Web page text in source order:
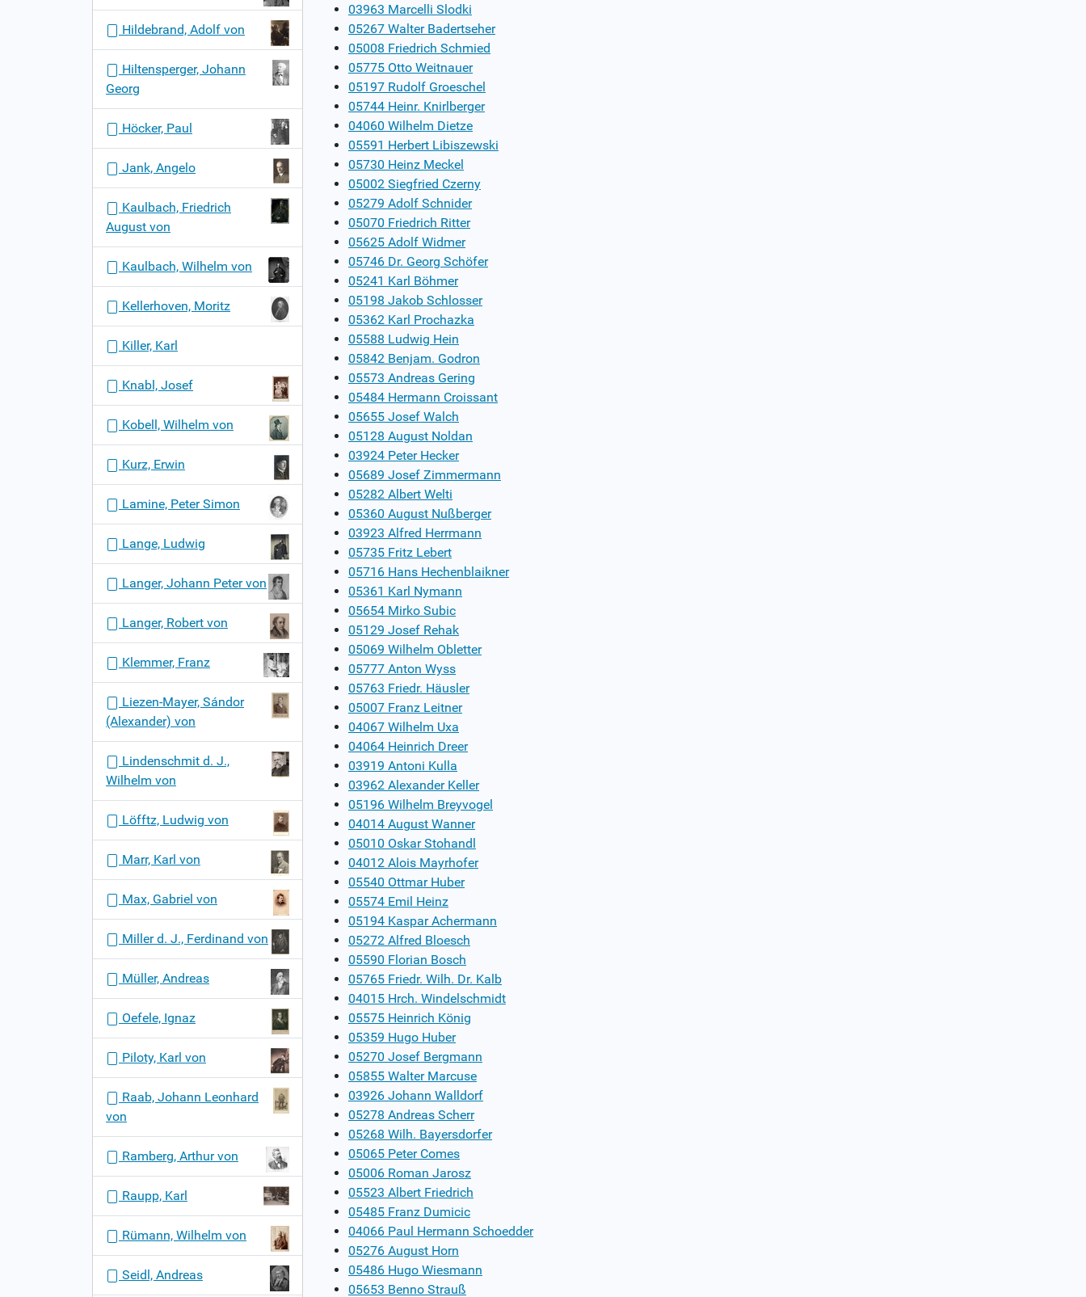
03963 Marcelli Slodki
05267 Walter Badertseher
05008 Friedrich Schmied
05775 Otto Weitnauer
05197 Rudolf Groeschel
05744 Heinr. Knirlberger
04060 Wilhelm Dietze
05591 Herbert Libiszewski
05730 Heinz Meckel
05002 Siegfried Czerny
05279 Adolf Schnider
05070 Friedrich Ritter
05625 Adolf Widmer
05746 Dr. Georg Schöfer
05241 Karl Böhmer
05198 Jakob Schlosser
05362 Karl Prochazka
05588 Ludwig Hein
05842 Benjam. Godron
05573 Andreas Gering
05484 Hermann Croissant
05655 Josef Walch
05128 August Noldan
03924 Peter Hecker
05689 Josef Zimmermann
05282 Albert Welti
05360 August Nußberger
03923 Alfred Herrmann
05735 Fritz Lebert
05716 Hans Hechenblaikner
05361 Karl Nymann
05654 Mirko Subic
05129 Josef Rehak
05069 Wilhelm Obletter
05777 Anton Wyss
05763 Friedr. Häusler
05007 Franz Leitner
04067 Wilhelm Uxa
04064 Heinrich Dreer
03919 Antoni Kulla
03962 Alexander Keller
05196 Wilhelm Breyvogel
04014 August Wanner
05010 Oskar Stohandl
04012 Alois Mayrhofer
05540 Ottmar Huber
05574 Emil Heinz
05194 Kaspar Achermann
05272 Alfred Bloesch
05590 Florian Bosch
05765 Friedr. Wilh. Dr. Kalb
04015 Hrch. Windelschmidt
05575 Heinrich König
05359 Hugo Huber
05270 Josef Bergmann
05855 Walter Marcuse
03926 Johann Walldorf
05278 Andreas Scherr
05268 Wilh. Bayersdorfer
05065 Peter Comes
05006 Roman Jarosz
05523 Albert Friedrich
05485 Franz Dumicic
04066 Paul Hermann Schoedder
05276 August Horn
05486 Hugo Wiesmann
05653 Benno Strauß
Hildebrand, Adolf von
Hiltensperger, Johann
Georg
Höcker, Paul
Jank, Angelo
Kaulbach, Friedrich
August von
Kaulbach, Wilhelm von
Kellerhoven, Moritz
Killer, Karl
Knabl, Josef
Kobell, Wilhelm von
Kurz, Erwin
Lamine, Peter Simon
Lange, Ludwig
Langer, Johann Peter von
Langer, Robert von
Klemmer, Franz
Liezen-Mayer, Sándor
(Alexander) von
Lindenschmit d. J.,
Wilhelm von
Löfftz, Ludwig von
Marr, Karl von
Max, Gabriel von
Miller d. J., Ferdinand von
Müller, Andreas
Oefele, Ignaz
Piloty, Karl von
Raab, Johann Leonhard
von
Ramberg, Arthur von
Raupp, Karl
Rümann, Wilhelm von
Seidl, Andreas